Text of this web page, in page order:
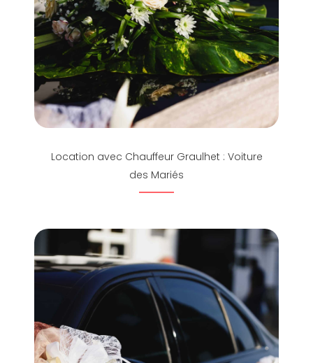
Location avec Chauffeur Graulhet : Voiture
des Mariés